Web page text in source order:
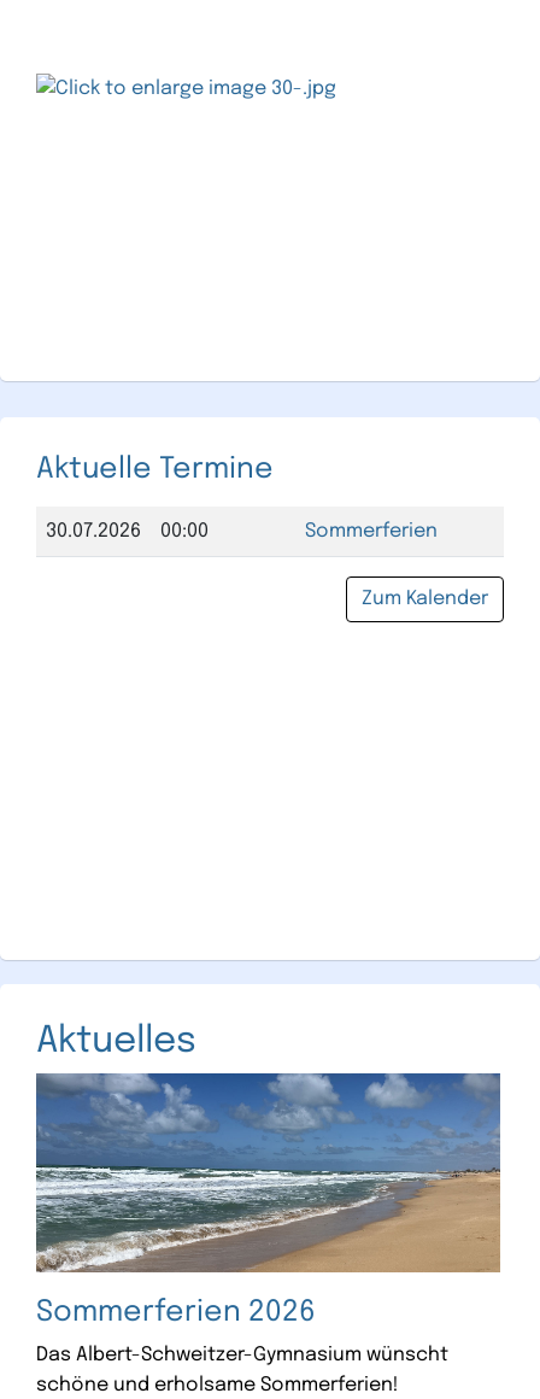
Aktuelle Termine
30.07.2026 00:00 Sommerferien
Zum Kalender
Aktuelles
Sommerferien 2026
Das Albert-Schweitzer-Gymnasium wünscht
schöne und erholsame Sommerferien!